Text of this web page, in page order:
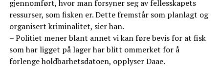
gjennomført, hvor man forsyner seg av fellesskapets
ressurser, som fisken er. Dette fremstår som planlagt og
organisert kriminalitet, sier han.
– Politiet mener blant annet vi kan føre bevis for at fisk
som har ligget på lager har blitt ommerket for å
forlenge holdbarhetsdatoen, opplyser Daae.